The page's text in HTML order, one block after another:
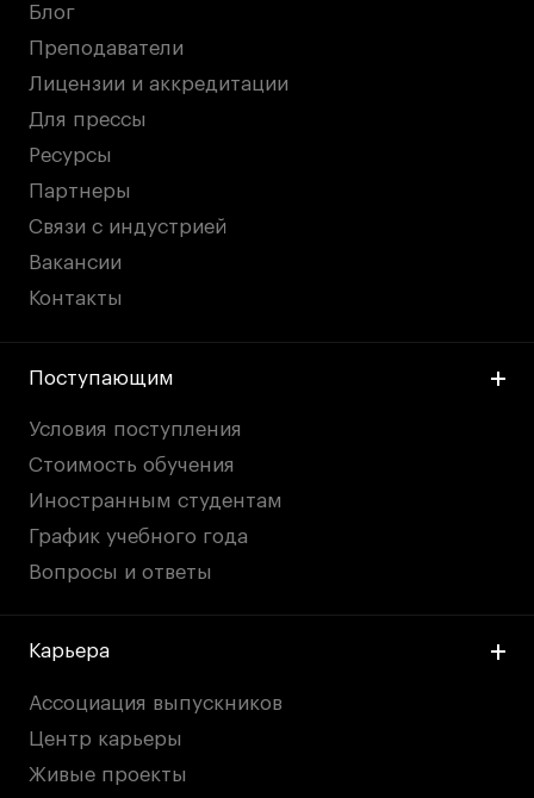
Блог
Преподаватели
Лицензии и аккредитации
Для прессы
Ресурсы
Партнеры
Связи с индустрией
Вакансии
Контакты
Поступающим
Условия поступления
Стоимость обучения
Иностранным студентам
График учебного года
Вопросы и ответы
Карьера
Ассоциация выпускников
Центр карьеры
Живые проекты